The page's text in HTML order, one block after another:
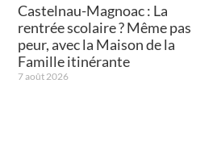
Castelnau-Magnoac : La
rentrée scolaire ? Même pas
peur, avec la Maison de la
Famille itinérante
7 août 2026